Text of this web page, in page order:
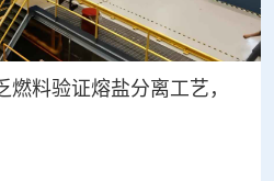
燃料验证熔盐分离工艺，